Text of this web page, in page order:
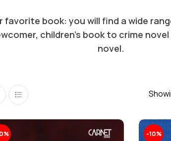
favorite book: you will find a wide
children’s book to crime
novel.
-10%